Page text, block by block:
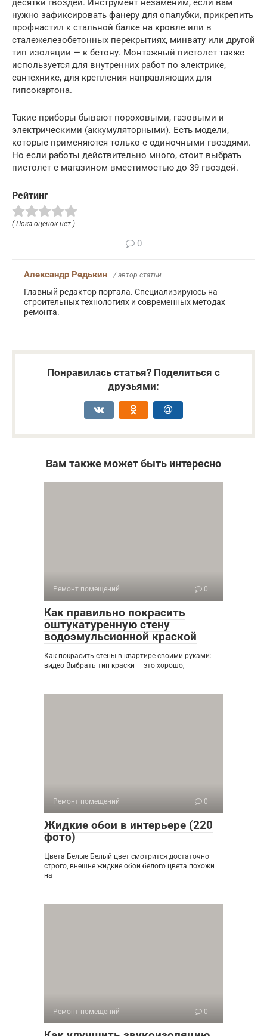
десятки гвоздей. Инструмент незаменим, если вам
нужно зафиксировать фанеру для опалубки, прикрепить
профнастил к стальной балке на кровле или в
сталежелезобетонных перекрытиях, минвату или другой
тип изоляции — к бетону. Монтажный пистолет также
используется для внутренних работ по электрике,
сантехнике, для крепления направляющих для
гипсокартона.
Такие приборы бывают пороховыми, газовыми и
электрическими (аккумуляторными). Есть модели,
которые применяются только с одиночными гвоздями.
Но если работы действительно много, стоит выбрать
пистолет с магазином вместимостью до 39 гвоздей.
Рейтинг
( Пока оценок нет )
0
Александр Редькин / автор статьи
Главный редактор портала. Специализируюсь на
строительных технологиях и современных методах
ремонта.
Понравилась статья? Поделиться с
друзьями:
Вам также может быть интересно
Ремонт помещений 0
Как правильно покрасить
оштукатуренную стену
водоэмульсионной краской
Как покрасить стены в квартире своими руками:
видео Выбрать тип краски — это хорошо,
Ремонт помещений 0
Жидкие обои в интерьере (220
фото)
Цвета Белые Белый цвет смотрится достаточно
строго, внешне жидкие обои белого цвета похожи
на
Ремонт помещений 0